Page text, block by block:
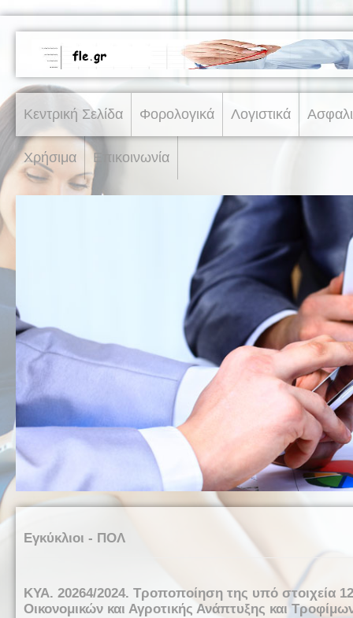
Κεντρική Σελίδα Φορολογικά Λογιστικά
Χρήσιμα Επικοινωνία
Εγκύκλιοι - ΠΟΛ
KYA. 20264/2024. Τροποποίηση της υπό στοιχεία
Οικονομικών και Αγροτικής Ανάπτυξης και